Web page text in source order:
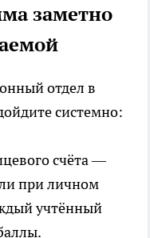
заметно
отдел в
системно:
счёта —
при личном
учтённый